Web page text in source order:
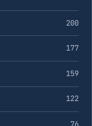
200
177
159
122